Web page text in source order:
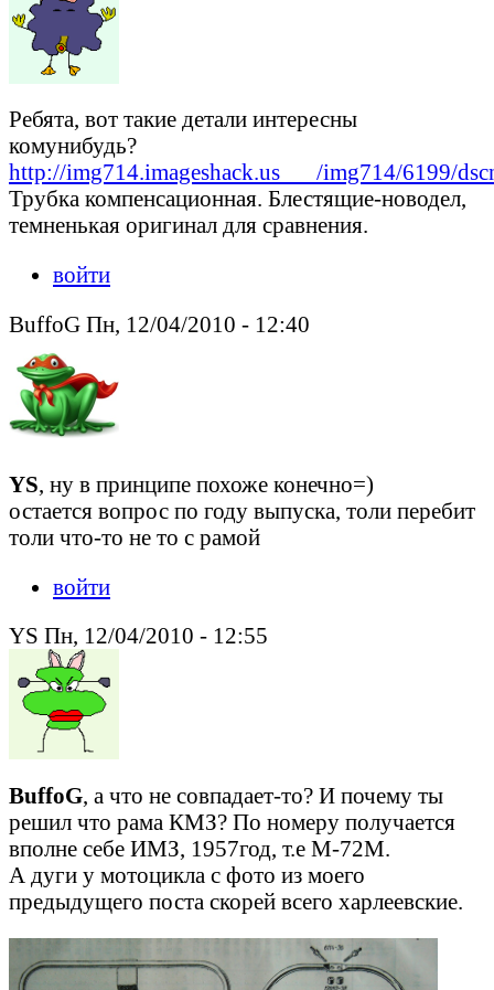
Ребята, вот такие детали интересны
комунибудь?
http://img714.imageshack.us___/img714/6199/
Трубка компенсационная. Блестящие-новодел,
темненькая оригинал для сравнения.
войти
BuffoG Пн, 12/04/2010 - 12:40
YS, ну в принципе похоже конечно=)
остается вопрос по году выпуска, толи перебит
толи что-то не то с рамой
войти
YS Пн, 12/04/2010 - 12:55
BuffoG, а что не совпадает-то? И почему ты
решил что рама КМЗ? По номеру получается
вполне себе ИМЗ, 1957год, т.е М-72М.
А дуги у мотоцикла с фото из моего
предыдущего поста скорей всего харлеевские.